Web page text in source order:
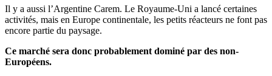
Il y a aussi l’Argentine Carem. Le Royaume-Uni a lancé certaines
activités, mais en Europe continentale, les petits réacteurs ne font pas
encore partie du paysage.
Ce marché sera donc probablement dominé par des non-
Européens.